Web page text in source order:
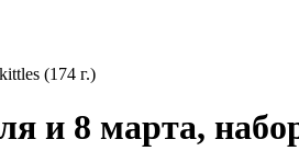
(174 г.)
и 8 марта,